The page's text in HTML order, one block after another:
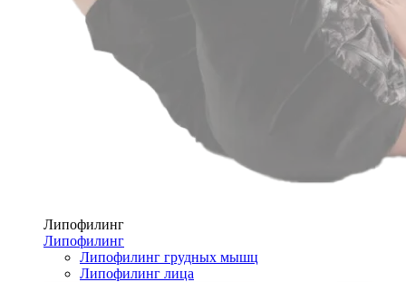
Липофилинг
Липофилинг
Липофилинг грудных мышц
Липофилинг лица